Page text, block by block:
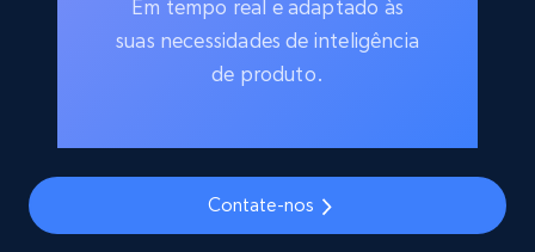
Em tempo real e adaptado às
suas necessidades de inteligência
de produto.
Contate-nos